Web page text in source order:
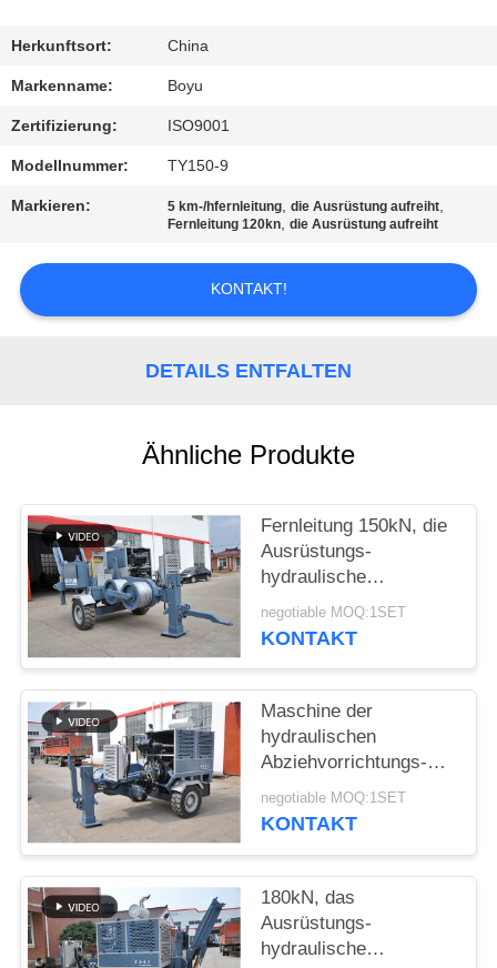
SIE
MIT
UNS
IN
VERBINDUNG
NACHRICHTEN
PRIVACY
POLICY
Herkunftsort: China
Markenname: Boyu
Zertifizierung: ISO9001
Modellnummer: TY150-9
Markieren: 5 km-/hfernleitung,die Ausrüstung aufreiht,
Fernleitung 120kn,die Ausrüstung aufreiht
KONTAKT!
DETAILS ENTFALTEN
Ähnliche Produkte
Fernleitung 150kN, die
Ausrüstungs-
hydraulische
Abziehvorrichtung 1400
R/Min aufreiht
negotiable MOQ:1SET
KONTAKT
Maschine der
hydraulischen
Abziehvorrichtungs-
TY180 mit Cummins
Engine für
negotiable MOQ:1SET
KONTAKT
180kN, das
Ausrüstungs-
hydraulische